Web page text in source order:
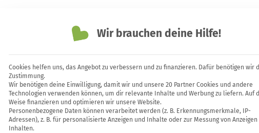
für Gartenmöbel:
Wir brauchen deine Hilfe!
Cookies helfen uns, das Angebot zu verbessern und zu finanzieren. Dafür benötigen wir
Zustimmung.
Wir benötigen deine Einwilligung, damit wir und unsere 20 Partner Cookies und andere
Technologien verwenden können, um dir relevante Inhalte und Werbung zu liefern. Auf
Weise finanzieren und optimieren wir unsere Website.
Personenbezogene Daten können verarbeitet werden (z. B. Erkennungsmerkmale, IP-
Adressen), z. B. für personalisierte Anzeigen und Inhalte oder zur Messung von Anzeigen
Inhalten.